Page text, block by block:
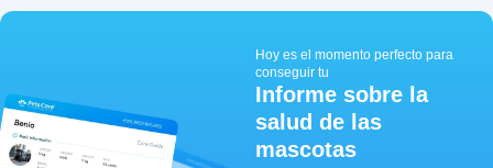
Hoy es el momento perfecto para
conseguir tu
Informe sobre la
salud de las
mascotas